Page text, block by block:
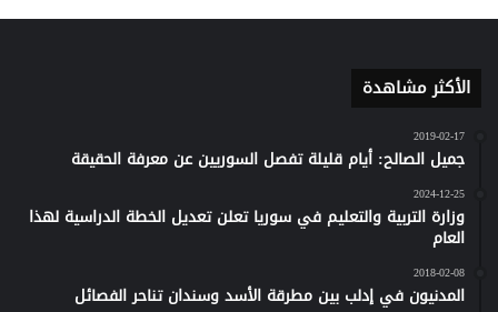
الأكثر مشاهدة
2019-02-17
جميل الصالح: أيام قليلة تفصل السوريين عن معرفة الحقيقة
2024-12-25
وزارة التربية والتعليم في سوريا تعلن تعديل الخطة الدراسية لهذا
العام
2018-02-08
المدنيون في إدلب بين مطرقة الأسد وسندان تناحر الفصائل